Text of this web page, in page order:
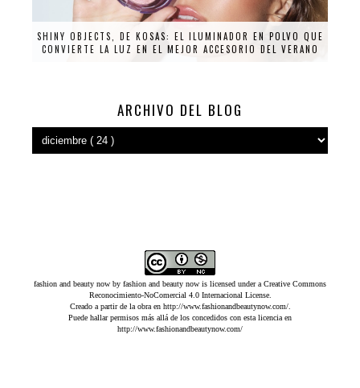
SHINY OBJECTS, DE KOSAS: EL ILUMINADOR EN POLVO QUE
CONVIERTE LA LUZ EN EL MEJOR ACCESORIO DEL VERANO
ARCHIVO DEL BLOG
fashion and beauty now by fashion and beauty now is licensed under aCreative Commons
Reconocimiento-NoComercial 4.0 Internacional License.
Creado a partir de la obra en http://www.fashionandbeautynow.com/.
Puede hallar permisos más allá de los concedidos con esta licencia en
http://www.fashionandbeautynow.com/